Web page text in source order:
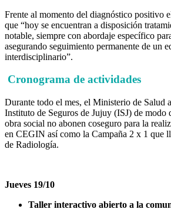
Frente al momento del diagnóstico positivo
que “hoy se encuentran a disposición
notable, siempre con abordaje específico
asegurando seguimiento permanente de un
interdisciplinario”.
Cronograma de actividades
Durante todo el mes, el Ministerio de Salud
Instituto de Seguros de Jujuy (ISJ) de modo
obra social no abonen coseguro para la
en CEGIN así como la Campaña 2 x 1 que
de Radiología.
Jueves 19/10
Taller interactivo abierto a la